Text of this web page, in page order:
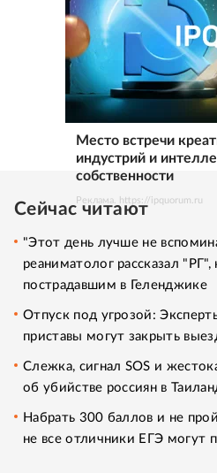
Место встречи
индустрий и
собственности
Реклама. https://ipquorum.ru
Сейчас читают
"Этот день лучше не
реаниматолог рассказал "РГ",
пострадавшим в Геленджике
Отпуск под угрозой:
приставы могут закрыть
Слежка, сигнал SOS и
об убийстве россиян в
Набрать 300 баллов и не
не все отличники ЕГЭ могут